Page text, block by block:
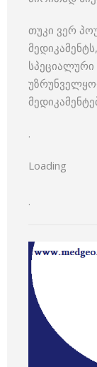
თუკი ვერ
სპეციალური
.
Loading
.